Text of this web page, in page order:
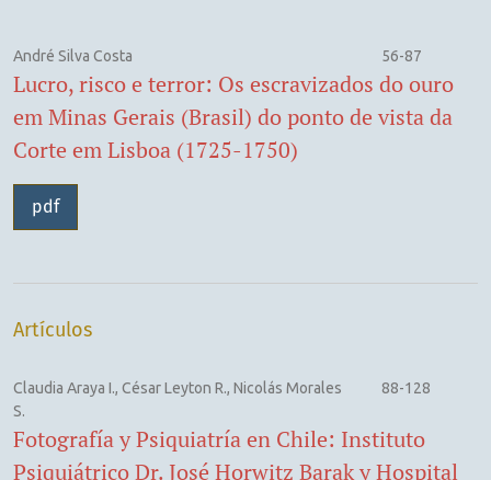
André Silva Costa 56-87
Lucro, risco e terror: Os escravizados do ouro
em Minas Gerais (Brasil) do ponto de vista da
Corte em Lisboa (1725-1750)
pdf
Artículos
Claudia Araya I., César Leyton R., Nicolás Morales
S.
88-128
Fotografía y Psiquiatría en Chile: Instituto
Psiquiátrico Dr. José Horwitz Barak y Hospital